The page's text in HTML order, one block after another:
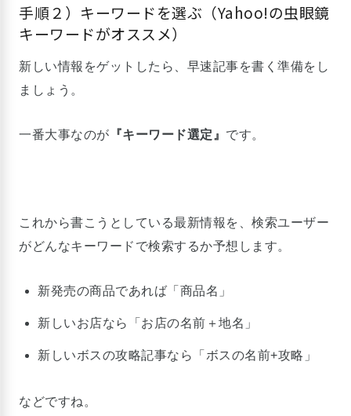
手順２）キーワードを選ぶ（Yahoo!の虫眼鏡
キーワードがオススメ）
新しい情報をゲットしたら、早速記事を書く準備をし
ましょう。
一番大事なのが 『キーワード選定』 です。
これから書こうとしている最新情報を、検索ユーザー
がどんなキーワードで検索するか予想します。
新発売の商品であれば「商品名」
新しいお店なら「お店の名前＋地名」
新しいボスの攻略記事なら「ボスの名前+攻略」
などですね。